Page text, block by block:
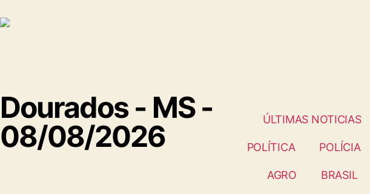
Dourados - MS -
08/08/2026
ÚLTIMAS NOTICIAS
POLÍTICA POLÍCIA
AGRO BRASIL